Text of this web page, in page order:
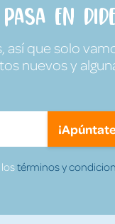
en
que solo
nuevos y
términos y